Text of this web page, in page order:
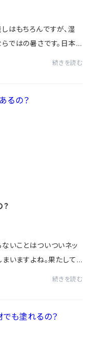
はもちろんですが、湿
ではの暑さです。日本
続きを読む
いことはついついネッ
いますよね。果たして
続きを読む